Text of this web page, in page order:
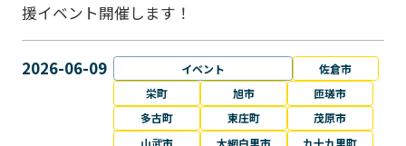
援イベント開催します！
2026-06-09 イベント
佐倉市
栄町
旭市
匝瑳市
多古町
東庄町
茂原市
山武市
大網白里市
九十九里町